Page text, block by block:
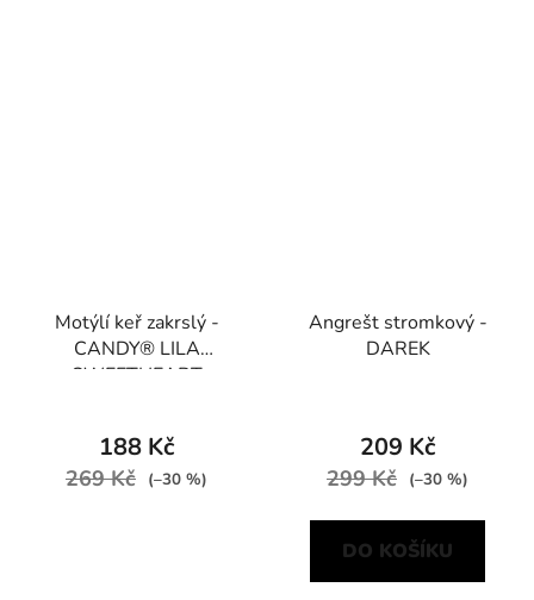
Motýlí keř zakrslý -
CANDY® LILA
SWEETHEART
188 Kč
269 Kč (–30 %)
Angrešt stromkový -
DAREK
209 Kč
299 Kč (–30 %)
DO KOŠÍKU